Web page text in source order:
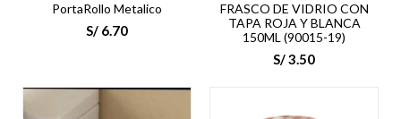
PortaRollo Metalico
S/ 6.70
FRASCO DE VIDRIO CON
TAPA ROJA Y BLANCA
150ML (90015-19)
S/3.50